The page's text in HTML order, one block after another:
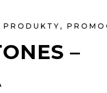
PRODUKTY ,
–